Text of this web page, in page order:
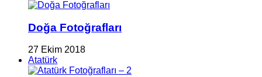
Doğa Fotoğrafları
27 Ekim 2018
Atatürk